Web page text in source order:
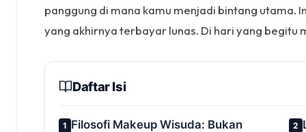
panggung di mana kamu menjadi bintang utama.
yang akhirnya terbayar lunas. Di hari yang begitu
Daftar Isi
1 Filosofi Makeup Wisuda: Bukan
2